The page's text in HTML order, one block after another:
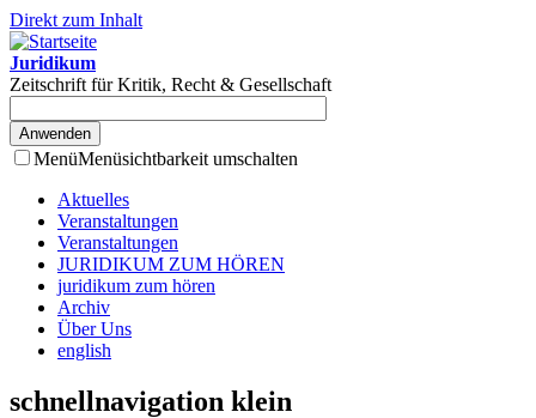
Direkt zum Inhalt
Juridikum
Zeitschrift für Kritik, Recht & Gesellschaft
MenüMenüsichtbarkeit umschalten
Aktuelles
Veranstaltungen
Veranstaltungen
JURIDIKUM ZUM HÖREN
juridikum zum hören
Archiv
Über Uns
english
schnellnavigation klein